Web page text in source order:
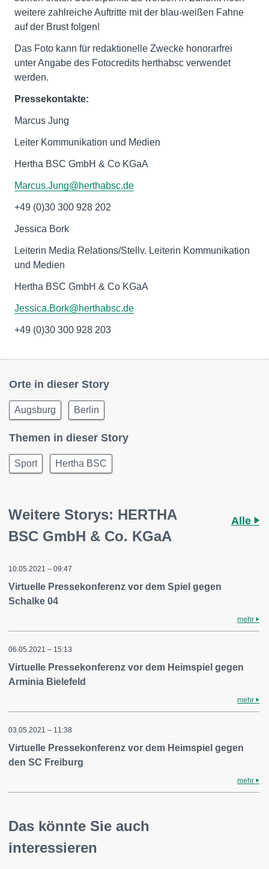
weitere zahlreiche Auftritte mit der blau-weißen Fahne
auf der Brust folgen!
Das Foto kann für redaktionelle Zwecke honorarfrei
unter Angabe des Fotocredits herthabsc verwendet
werden.
Pressekontakte:
Marcus Jung
Leiter Kommunikation und Medien
Hertha BSC GmbH & Co KGaA
Marcus.Jung@herthabsc.de
+49 (0)30 300 928 202
Jessica Bork
Leiterin Media Relations/Stellv. Leiterin Kommunikation
und Medien
Hertha BSC GmbH & Co KGaA
Jessica.Bork@herthabsc.de
+49 (0)30 300 928 203
Orte in dieser Story
Augsburg Berlin
Themen in dieser Story
Sport Hertha BSC
Weitere Storys: HERTHA
BSC GmbH & Co. KGaA
Alle
10.05.2021 – 09:47
Virtuelle Pressekonferenz vor dem Spiel gegen
Schalke 04
mehr
06.05.2021 – 15:13
Virtuelle Pressekonferenz vor dem Heimspiel gegen
Arminia Bielefeld
mehr
03.05.2021 – 11:38
Virtuelle Pressekonferenz vor dem Heimspiel gegen
den SC Freiburg
mehr
Das könnte Sie auch
interessieren